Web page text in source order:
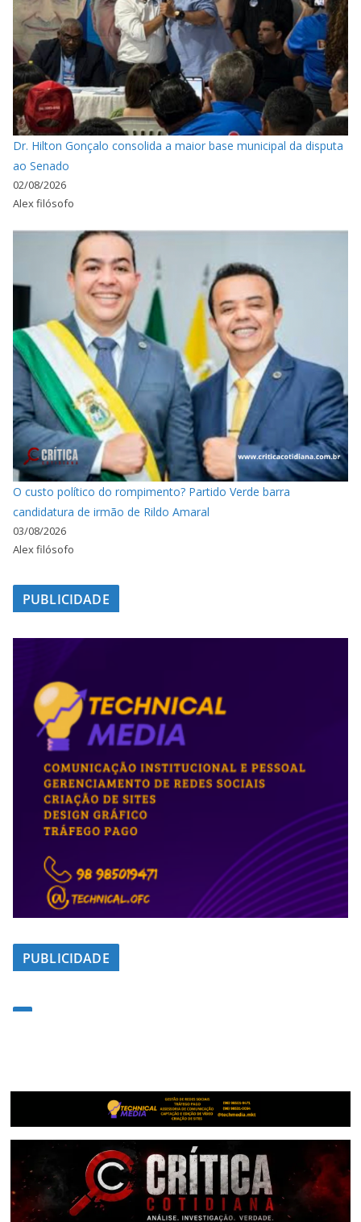
Dr. Hilton Gonçalo consolida a maior base municipal da disputa
ao Senado
02/08/2026
Alex filósofo
O custo político do rompimento? Partido Verde barra
candidatura de irmão de Rildo Amaral
03/08/2026
Alex filósofo
PUBLICIDADE
PUBLICIDADE